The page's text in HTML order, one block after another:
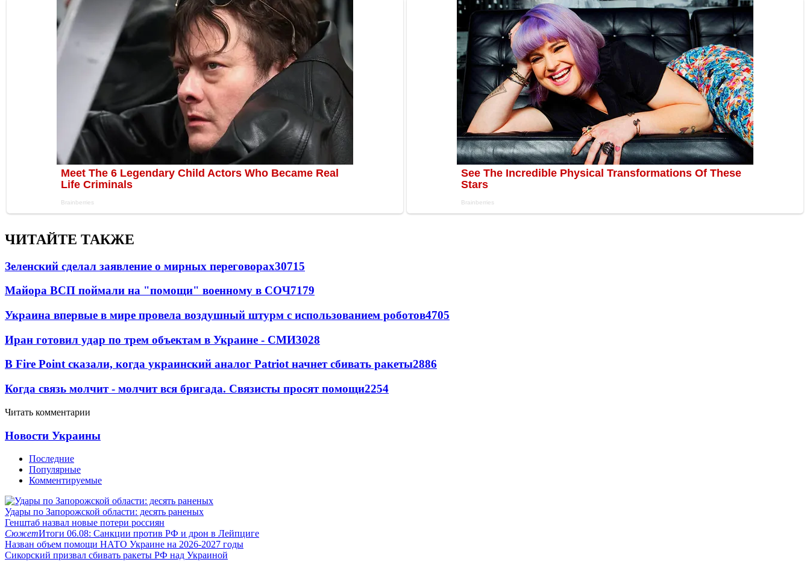
ЧИТАЙТЕ ТАКЖЕ
Зеленский сделал заявление о мирных переговорах30715
Майора ВСП поймали на "помощи" военному в СОЧ7179
Украина впервые в мире провела воздушный штурм с использованием роботов4705
Иран готовил удар по трем объектам в Украине - СМИ3028
В Fire Point сказали, когда украинский аналог Patriot начнет сбивать ракеты2886
Когда связь молчит - молчит вся бригада. Связисты просят помощи2254
Читать комментарии
Новости Украины
Последние
Популярные
Комментируемые
Удары по Запорожской области: десять раненых
Генштаб назвал новые потери россиян
СюжетИтоги 06.08: Санкции против РФ и дрон в Лейпциге
Назван объем помощи НАТО Украине на 2026-2027 годы
Сикорский призвал сбивать ракеты РФ над Украиной